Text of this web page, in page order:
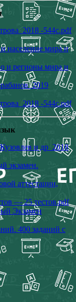
-544с.pdf
население мира и
и регионы мира и
-544с.pdf
и др_2018
экзамен.
аттестации,
— 25 тестов.pdf
Экзамен
400 заданий с